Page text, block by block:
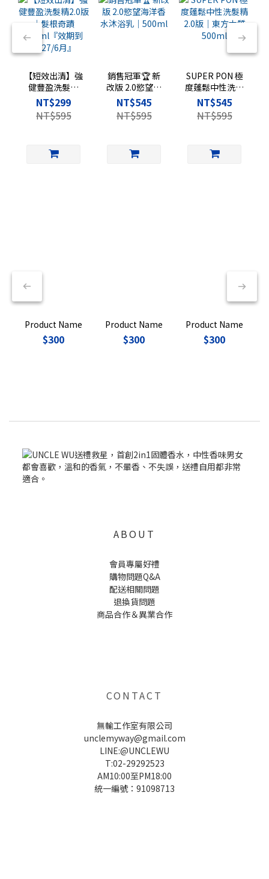
【短效出清】強
健豐盈洗髮精
2.0版｜髮根奇
蹟 500ml『效
期到2027/6
NT$299
NT$595
銷售冠軍🏆 新
改版 2.0慾望海
洋香水沐浴乳｜
500ml
NT$545
NT$595
SUPER PON 極
度蓬鬆中性洗髮
精2.0版｜東方
木質 500ml
NT$545
NT$595
Product Name
$300
Product Name
$300
Product Name
$300
ABOUT
會員專屬好禮
購物問題Q&A
配送相關問題
退換貨問題
商品合作＆異業合作
CONTACT
無輸工作室有限公司
unclemyway@gmail.com
LINE:@UNCLEWU
T:02-29292523
AM10:00至PM18:00
統一編號：91098713